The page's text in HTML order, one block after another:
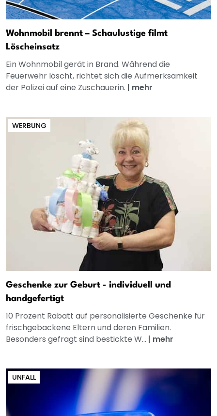
Wohnmobil brennt – Schaulustige filmt
Löscheinsatz
Ein Wohnmobil gerät in Brand. Während die
Feuerwehr löscht, richtet sich die Aufmerksamkeit
der Polizei auf eine Zuschauerin. | mehr
WERBUNG
Geschenke zur Geburt - individuell und
handgefertigt
10 Prozent Rabatt auf personalisierte Geschenke für
frischgebackene Eltern und deren Familien.
Besonders gefragt sind bestickte W... | mehr
UNFALL